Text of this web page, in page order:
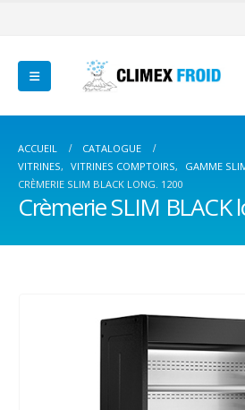
ACCUEIL
CATALOGUE
VITRINES, VITRINES COMPTOIRS,
GAMME
CRÈMERIE SLIM BLACK LONG. 1200
Crèmerie SLIM BLACK